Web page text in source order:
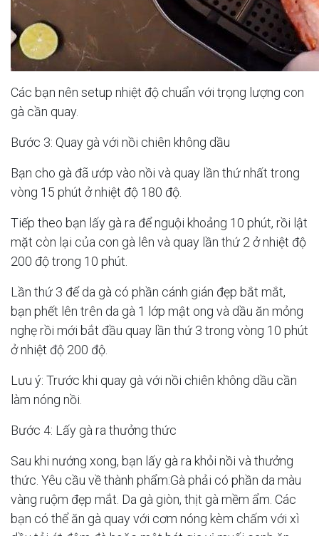
Các bạn nên setup nhiệt độ chuẩn với trọng lượng con
gà cần quay.
Bước 3: Quay gà với nồi chiên không dầu
Bạn cho gà đã ướp vào nồi và quay lần thứ nhất trong
vòng 15 phút ở nhiệt độ 180 độ.
Tiếp theo bạn lấy gà ra để nguội khoảng 10 phút, rồi lật
mặt còn lại của con gà lên và quay lần thứ 2 ở nhiệt độ
200 độ trong 10 phút.
Lần thứ 3 để da gà có phần cánh gián đẹp bắt mắt,
bạn phết lên trên da gà 1 lớp mật ong và dầu ăn mỏng
nghẹ rồi mới bắt đầu quay lần thứ 3 trong vòng 10 phút
ở nhiệt độ 200 độ.
Lưu ý: Trước khi quay gà với nồi chiên không dầu cần
làm nóng nồi.
Bước 4: Lấy gà ra thưởng thức
Sau khi nướng xong, bạn lấy gà ra khỏi nồi và thưởng
thức. Yêu cầu về thành phẩm:Gà phải có phần da màu
vàng ruộm đẹp mắt. Da gà giòn, thịt gà mềm ẩm. Các
bạn có thể ăn gà quay với cơm nóng kèm chấm với xì